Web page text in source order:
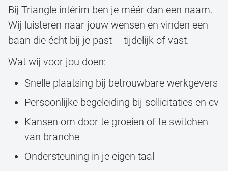
Bij Triangle intérim ben je méér dan een naam.
Wij luisteren naar jouw wensen en vinden een
baan die écht bij je past – tijdelijk of vast.
Wat wij voor jou doen:
Snelle plaatsing bij betrouwbare werkgevers
Persoonlijke begeleiding bij sollicitaties en cv
Kansen om door te groeien of te switchen
van branche
Ondersteuning in je eigen taal